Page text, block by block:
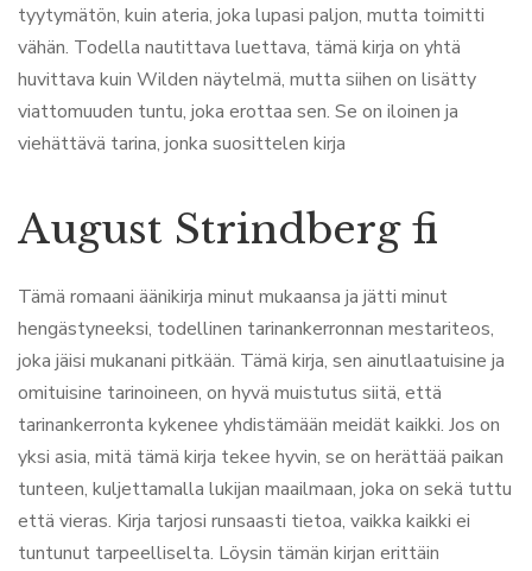
tyytymätön, kuin ateria, joka lupasi paljon, mutta toimitti
vähän. Todella nautittava luettava, tämä kirja on yhtä
huvittava kuin Wilden näytelmä, mutta siihen on lisätty
viattomuuden tuntu, joka erottaa sen. Se on iloinen ja
viehättävä tarina, jonka suosittelen kirja
August Strindberg fi
Tämä romaani äänikirja minut mukaansa ja jätti minut
hengästyneeksi, todellinen tarinankerronnan mestariteos,
joka jäisi mukanani pitkään. Tämä kirja, sen ainutlaatuisine ja
omituisine tarinoineen, on hyvä muistutus siitä, että
tarinankerronta kykenee yhdistämään meidät kaikki. Jos on
yksi asia, mitä tämä kirja tekee hyvin, se on herättää paikan
tunteen, kuljettamalla lukijan maailmaan, joka on sekä tuttu
että vieras. Kirja tarjosi runsaasti tietoa, vaikka kaikki ei
tuntunut tarpeelliselta. Löysin tämän kirjan erittäin